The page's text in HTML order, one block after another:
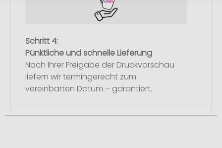
Schritt 4:
Pünktliche und schnelle Lieferung
Nach Ihrer Freigabe der Druckvorschau
liefern wir termingerecht zum
vereinbarten Datum – garantiert.